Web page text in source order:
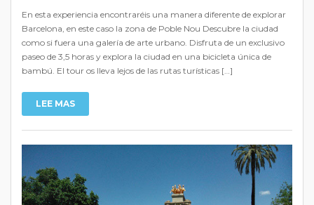
En esta experiencia encontraréis una manera diferente de explorar
Barcelona, en este caso la zona de Poble Nou Descubre la ciudad
como si fuera una galería de arte urbano. Disfruta de un exclusivo
paseo de 3,5 horas y explora la ciudad en una bicicleta única de
bambú. El tour os lleva lejos de las rutas turísticas […]
LEE MAS